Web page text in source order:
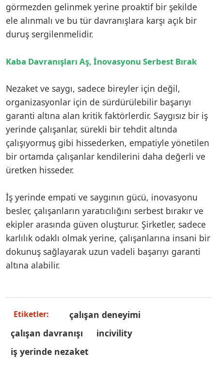
görmezden gelinmek yerine proaktif bir şekilde
ele alınmalı ve bu tür davranışlara karşı açık bir
duruş sergilenmelidir.
Kaba Davranışları Aş, İnovasyonu Serbest Bırak
Nezaket ve saygı, sadece bireyler için değil,
organizasyonlar için de sürdürülebilir başarıyı
garanti altına alan kritik faktörlerdir. Saygısız bir iş
yerinde çalışanlar, sürekli bir tehdit altında
çalışıyormuş gibi hissederken, empatiyle yönetilen
bir ortamda çalışanlar kendilerini daha değerli ve
üretken hisseder.
İş yerinde empati ve saygının gücü, inovasyonu
besler, çalışanların yaratıcılığını serbest bırakır ve
ekipler arasında güven oluşturur. Şirketler, sadece
karlılık odaklı olmak yerine, çalışanlarına insani bir
dokunuş sağlayarak uzun vadeli başarıyı garanti
altına alabilir.
Etiketler:
çalışan deneyimi
çalışan davranışı
incivility
iş yerinde nezaket